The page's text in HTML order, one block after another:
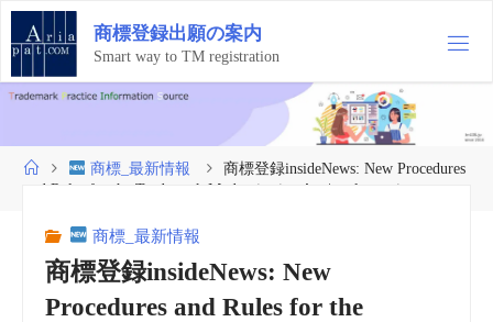
コ
テ
ン
ツ
ス
商標登録出願の案内
Smart way to TM registration
ホ
ー
商標_最新情報
商標登録insideNews: New Procedures
and Rules for the Trademark Modernization Act | natlawreview.com
商標_最新情報
商標登録insideNews: New
Procedures and Rules for the